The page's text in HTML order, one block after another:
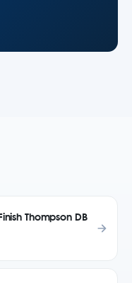
Thompson DB